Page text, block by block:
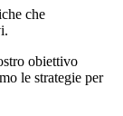
che
obiettivo
le strategie per